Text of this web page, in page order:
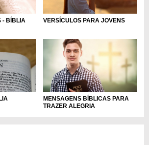
- BÍBLIA
VERSÍCULOS PARA JOVENS
MENSAGENS BÍBLICAS PARA
TRAZER ALEGRIA